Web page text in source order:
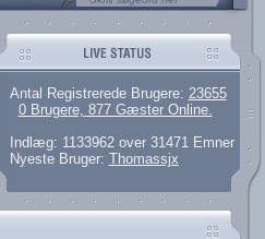
Antal Registrerede Brugere: 23655
0 Brugere, 877 Gæster Online.
Indlæg: 1133962 over 31471 Emner
Nyeste Bruger: Thomassjx